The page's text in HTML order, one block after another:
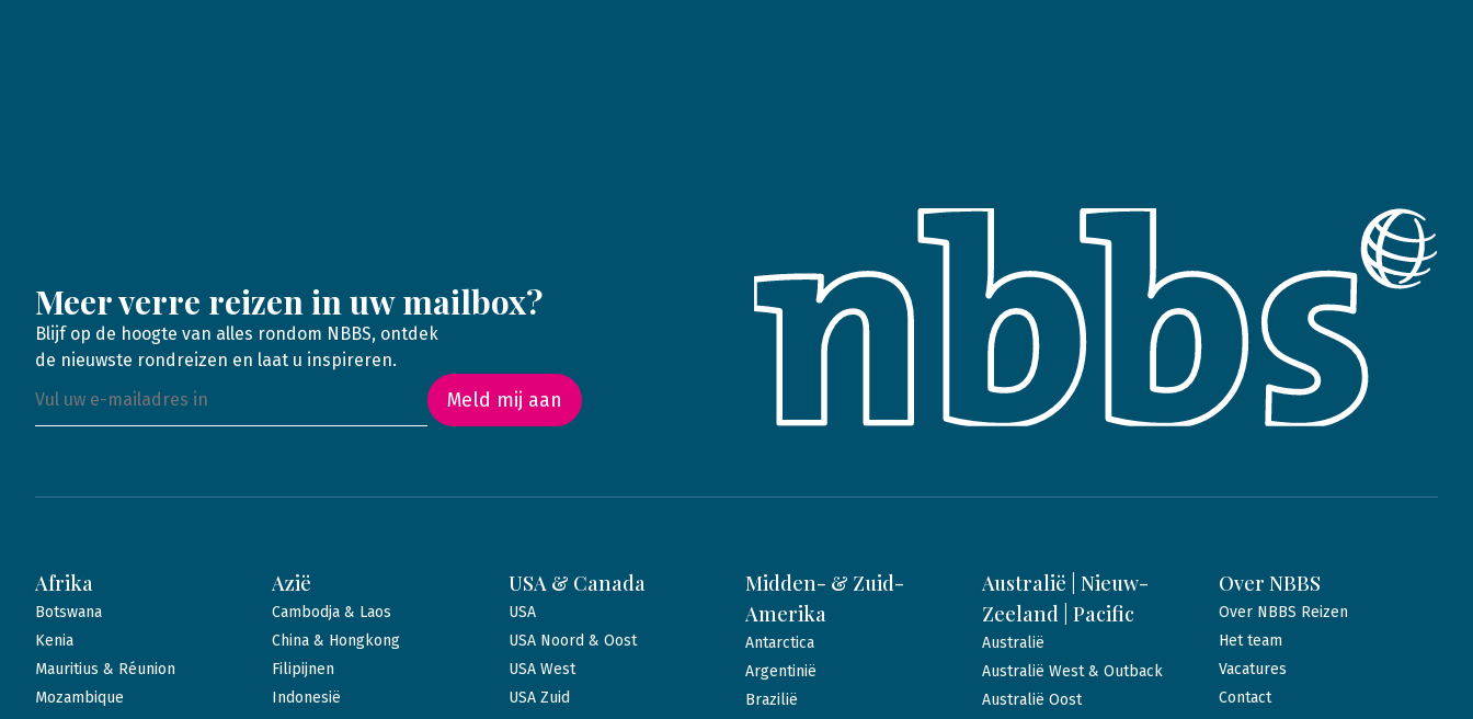
Meer verre reizen in uw mailbox?
Blijf op de hoogte van alles rondom NBBS, ontdek
de nieuwste rondreizen en laat u inspireren.
Meld mij aan
Afrika
Botswana
Kenia
Mauritius & Réunion
Mozambique
Azië
Cambodja & Laos
China & Hongkong
Filipijnen
Indonesië
USA & Canada
USA
USA Noord & Oost
USA West
USA Zuid
Midden- & Zuid-
Amerika
Antarctica
Argentinië
Brazilië
Australië | Nieuw-
Zeeland | Pacific
Australië
Australië West & Outback
Australië Oost
Over NBBS
Over NBBS Reizen
Het team
Vacatures
Contact